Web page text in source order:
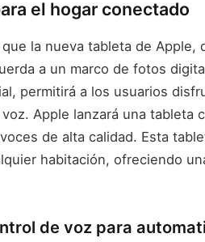
el hogar conectado
la nueva tableta de Apple,
a un marco de fotos
permitirá a los usuarios
Apple lanzará una tableta
de alta calidad. Esta
habitación, ofreciendo
de voz para